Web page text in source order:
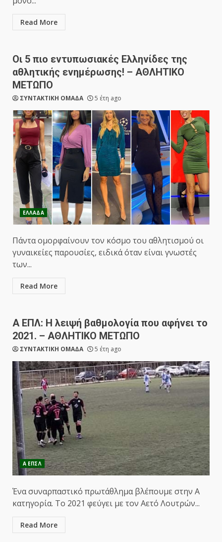
Read More
Οι 5 πιο εντυπωσιακές Ελληνίδες της
αθλητικής ενημέρωσης! – ΑΘΛΗΤΙΚΟ
ΜΕΤΩΠΟ
ΣΥΝΤΑΚΤΙΚΗ ΟΜΑΔΑ 5 έτη ago
ΕΛΛΑΔΑ
Πάντα ομορφαίνουν τον κόσμο του αθλητισμού οι
γυναικείες παρουσίες, ειδικά όταν είναι γνωστές
των...
Read More
Α ΕΠΛ: Η λειψή βαθμολογία που αφήνει το
2021. – ΑΘΛΗΤΙΚΟ ΜΕΤΩΠΟ
ΣΥΝΤΑΚΤΙΚΗ ΟΜΑΔΑ 5 έτη ago
Α ΕΠΣΛ
Ένα συναρπαστικό πρωτάθλημα βλέπουμε στην Α
κατηγορία. Το 2021 φεύγει με τον Αετό Λουτρών...
Read More